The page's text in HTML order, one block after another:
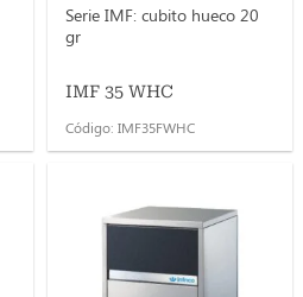
Serie IMF: cubito hueco 20
gr
IMF 35 WHC
Código: IMF35FWHC